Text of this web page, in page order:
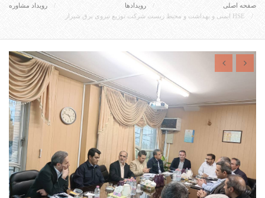
صفحه اصلی رویدادها
رویداد مشاوره